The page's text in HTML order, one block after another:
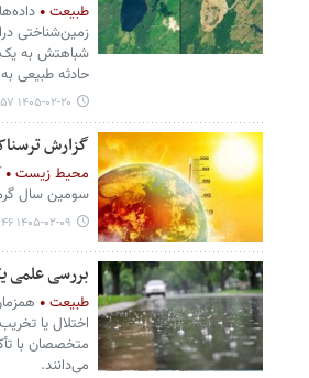
طبیعت
زمین‌شناختی
حادثه طبیعی
۱۴۰۵-۰۲-۲۰ ۱۱:۵۷
گزارش
محیط زیست
سومین سال
۱۴۰۵-۰۲-۰۹ ۱۱:۴۶
بررسی علمی
طبیعت
اختلال یا
متخصصان با
می‌دانند.